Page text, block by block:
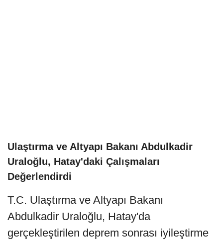
Ulaştırma ve Altyapı Bakanı Abdulkadir
Uraloğlu, Hatay'daki Çalışmaları
Değerlendirdi
T.C. Ulaştırma ve Altyapı Bakanı
Abdulkadir Uraloğlu, Hatay'da
gerçekleştirilen deprem sonrası iyileştirme